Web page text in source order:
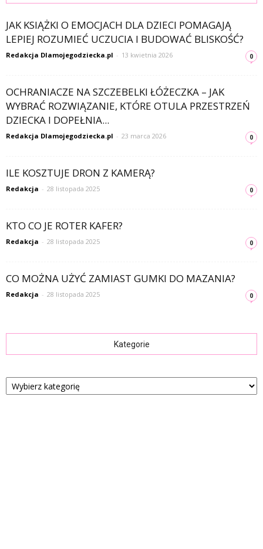
JAK KSIĄŻKI O EMOCJACH DLA DZIECI POMAGAJĄ
LEPIEJ ROZUMIEĆ UCZUCIA I BUDOWAĆ BLISKOŚĆ?
Redakcja Dlamojegodziecka.pl - 13 kwietnia 2026 0
OCHRANIACZE NA SZCZEBELKI ŁÓŻECZKA – JAK
WYBRAĆ ROZWIĄZANIE, KTÓRE OTULA PRZESTRZEŃ
DZIECKA I DOPEŁNIA...
Redakcja Dlamojegodziecka.pl - 23 marca 2026 0
ILE KOSZTUJE DRON Z KAMERĄ?
Redakcja - 28 listopada 2025 0
KTO CO JE ROTER KAFER?
Redakcja - 28 listopada 2025 0
CO MOŻNA UŻYĆ ZAMIAST GUMKI DO MAZANIA?
Redakcja - 28 listopada 2025 0
Kategorie
Kategorie